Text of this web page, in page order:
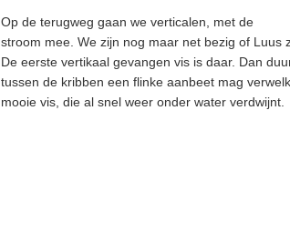
Op de terugweg gaan we verticalen, met de
stroom mee. We zijn nog maar net bezig of Luus
De eerste vertikaal gevangen vis is daar. Dan
tussen de kribben een flinke aanbeet mag
mooie vis, die al snel weer onder water verdwijnt.